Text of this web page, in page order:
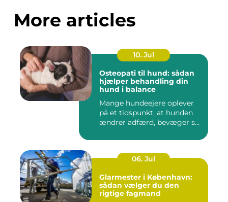
More articles
10. Jul
Osteopati til hund: sådan
hjælper behandling din
hund i balance
Mange hundeejere oplever
på et tidspunkt, at hunden
ændrer adfærd, bevæger s...
06. Jul
Glarmester i København:
sådan vælger du den
rigtige fagmand